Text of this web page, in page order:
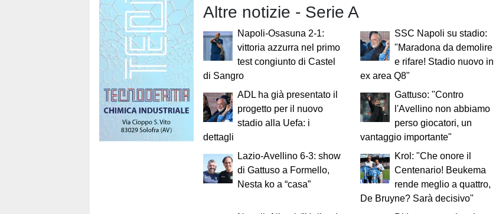
Altre notizie - Serie A
Napoli-Osasuna 2-1:
vittoria azzurra nel primo
test congiunto di Castel
di Sangro
SSC Napoli su stadio:
"Maradona da demolire
e rifare! Stadio nuovo in
ex area Q8"
ADL ha già presentato il
progetto per il nuovo
stadio alla Uefa: i
dettagli
Gattuso: "Contro
l'Avellino non abbiamo
perso giocatori, un
vantaggio importante"
Lazio-Avellino 6-3: show
di Gattuso a Formello,
Nesta ko a “casa”
Krol: "Che onore il
Centenario! Beukema
rende meglio a quattro,
De Bruyne? Sarà decisivo"